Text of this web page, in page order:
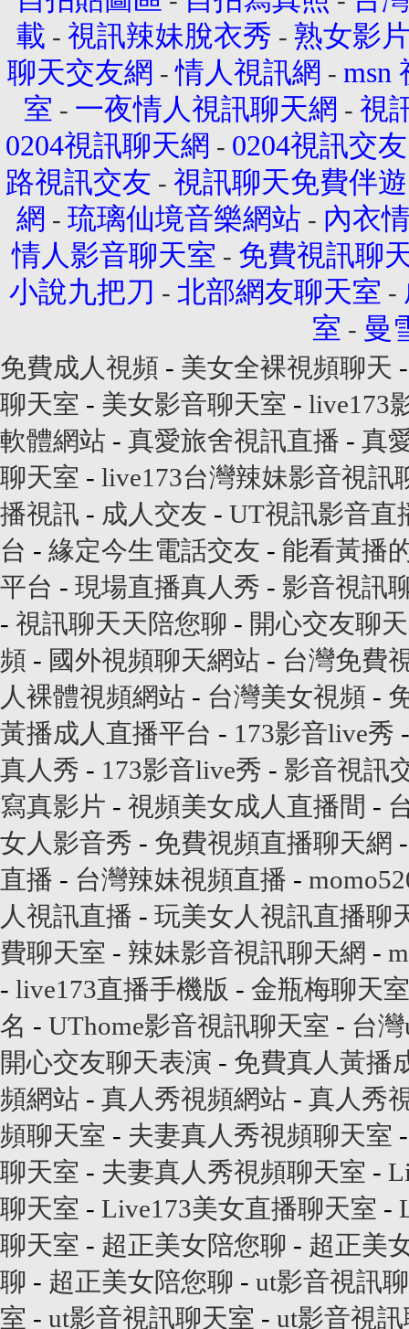
載 - 視訊辣妹脫衣秀 - 熟女影
聊天交友網 -情人視訊網 - msn
室 - 一夜情人視訊聊天網 - 視
0204視訊聊天網 - 0204視訊交友
路視訊交友 - 視訊聊天免費伴遊
網 - 琉璃仙境音樂網站 - 內衣
情人影音聊天室 - 免費視訊聊
小說九把刀 - 北部網友聊天室 -
室 - 曼
免費成人視頻 - 美女全裸視頻聊天
聊天室 - 美女影音聊天室 - live173
軟體網站 - 真愛旅舍視訊直播 - 真
聊天室 - live173台灣辣妹影音視訊
播視訊 - 成人交友 - UT視訊影音直
台 - 緣定今生電話交友 - 能看黃播
平台 - 現場直播真人秀 - 影音視訊
- 視訊聊天天陪您聊 - 開心交友聊
頻 - 國外視頻聊天網站 - 台灣免費
人裸體視頻網站 - 台灣美女視頻 -
黃播成人直播平台 - 173影音live秀
真人秀 - 173影音live秀 - 影音視訊
寫真影片 - 視頻美女成人直播間 -
女人影音秀 - 免費視頻直播聊天網
直播 - 台灣辣妹視頻直播 -
人視訊直播 - 玩美女人視訊直播聊
費聊天室 - 辣妹影音視訊聊天網 -
- live173直播手機版 - 金瓶梅聊天
名 - UThome影音視訊聊天室 - 台
開心交友聊天表演 - 免費真人黃播
頻網站 - 真人秀視頻網站 - 真人秀
頻聊天室 - 夫妻真人秀視頻聊天室
聊天室 - 夫妻真人秀視頻聊天室 -
聊天室 - Live173美女直播聊天室 -
聊天室 - 超正美女陪您聊 - 超正美
聊 - 超正美女陪您聊 - ut影音視訊
室 - ut影音視訊聊天室 - ut影音視